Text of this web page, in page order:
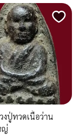
งปู่ทวดเนื้อว่าน
ญ่